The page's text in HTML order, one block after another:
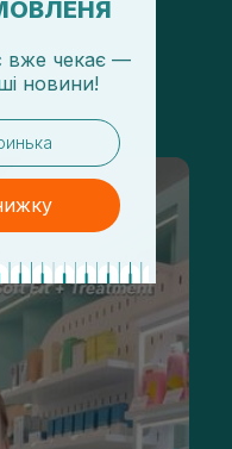
Instagram
вже чекає —
новини!